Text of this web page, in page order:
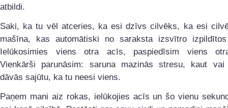
atbildi.
Saki, ka tu vēl atceries, ka esi dzīvs cilvēks, ka esi
mašīna, kas automātiski no saraksta izsvītro
Ielūkosimies viens otra acīs, paspiedīsim viens
Vienkārši parunāsim: saruna mazinās stresu, kaut vai
dāvās sajūtu, ka tu neesi viens.
Paņem mani aiz rokas, ielūkojies acīs un šo vienu